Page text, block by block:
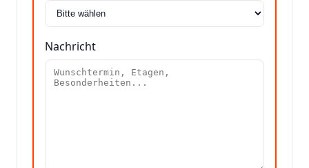
Nachricht